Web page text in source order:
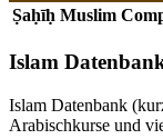
Ṣaḥīḥ Muslim
Islam
Islam Datenbank
Arabischkurse und